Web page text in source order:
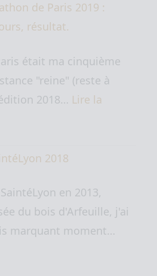
de Paris 2019 :
résultat.
était ma cinquième
"reine" (reste à
2018… Lire la
2018
en 2013,
du bois d'Arfeuille, j'ai
marquant moment…